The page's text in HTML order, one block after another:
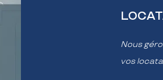
Nous
vos